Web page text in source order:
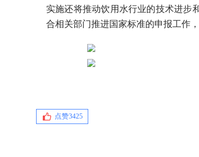
实施还将推动饮用水行业的技术进步
合相关部门推进国家标准的申报工作
点赞3425